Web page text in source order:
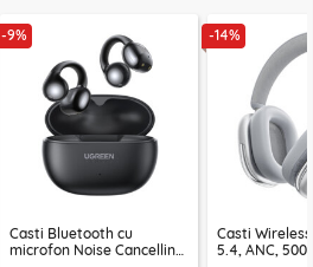
-9%
Casti Bluetooth cu
microfon Noise Cancelling
-14%
Casti
5.4, ANC,